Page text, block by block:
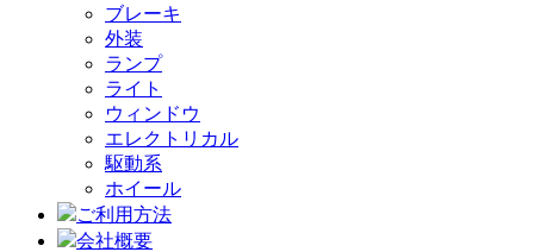
ブレーキ
外装
ランプ
ライト
ウィンドウ
エレクトリカル
駆動系
ホイール
ご利用方法
会社概要